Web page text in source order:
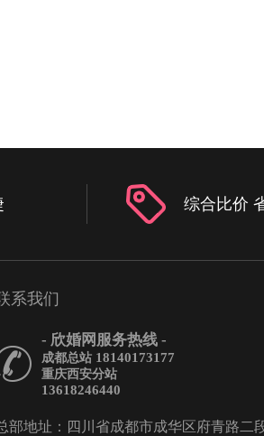
综合比价
系我们
- 欣婚网服务热线 -
成都总站 18140173177
重庆西安分站
13618246440
部地址：四川省成都市成华区府青路二